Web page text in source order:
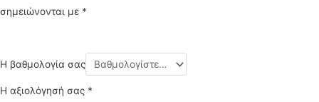
σημειώνονται με *
Η βαθμολογία σας
Η αξιολόγησή σας *